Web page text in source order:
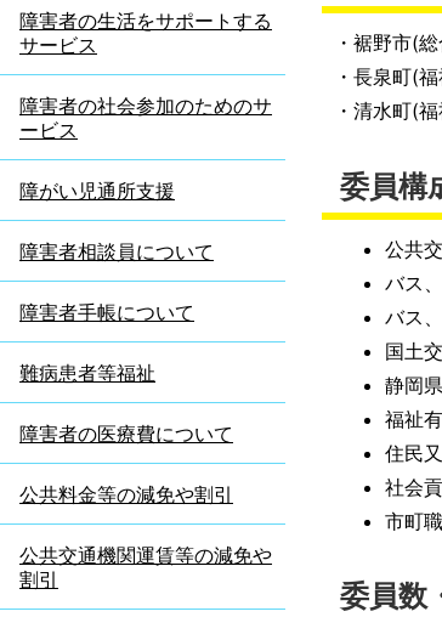
障害者の生活をサポートする
サービス
障害者の社会参加のためのサ
ービス
障がい児通所支援
障害者相談員について
障害者手帳について
難病患者等福祉
障害者の医療費について
公共料金等の減免や割引
公共交通機関運賃等の減免や
割引
・裾野市(
・長泉町(
・清水町(
委員構
公共
バス
バス
国土
静岡
福祉
住民
社会
市町
委員数